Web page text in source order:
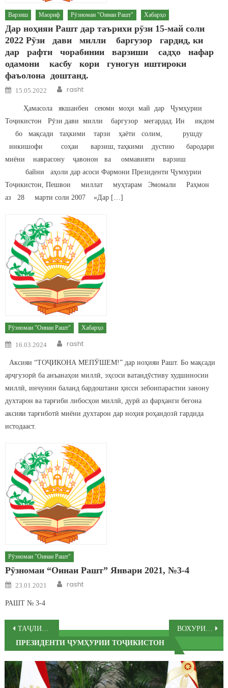
Варзиш Маориф Рӯзномаи "Оинаи Рашт" Хабарҳо
Дар ноҳияи Рашт дар таърихи рӯзи 15-май соли
2022 Рӯзи дави милли баргузор гардид, ки
дар рафти чорабинии варзиши садҳо нафар
одамони касбу кори гуногун иштироки
фаъолона доштанд.
Posted on
15.05.2022 Author
rasht
Ҳамасола якшанбеи сеюми моҳи май дар Ҷумҳурии
Тоҷикистон Рӯзи дави милли баргузор мегардад. Ин икдом
бо мақсади таҳкими тарзи ҳаёти солим, рушду
инкишофи соҳаи варзиш, таҳкими дустию бародари
миёни наврасону ҷавонон ва оммавияти варзиш
байни аҳоли дар асоси Фармони Президенти Ҷумхурии
Тоҷикистон, Пешвои миллат муҳтарам Эмомали Раҳмон
аз 28 марти соли 2007 «Дар […]
Рӯзномаи "Оинаи Рашт" Хабарҳо
Posted on
16.03.2024 Author
rasht
Аксияи “ТОҶИКОНА МЕПӮШЕМ!” дар ноҳияи Рашт. Бо мақсади
арҷгузорӣ ба анъанаҳои миллӣ, эҳсоси ватандӯстиву худшиносии
миллӣ, инчунин баланд бардоштани ҳисси зебоипарастии занону
духтарон ва тарғиби либосҳои миллӣ, дурӣ аз фарҳанги бегона
аксияи тарғиботӣ миёни духтарон дар ноҳия роҳандозӣ гардида
истодааст.
Рӯзномаи "Оинаи Рашт"
Рӯзномаи “Оинаи Рашт” Январи 2021, №3-4
Posted on
23.01.2021 Author
rasht
РАШТ № 3-4
Post navigation
ТАҶЛИЛИ РӮЗИ МИЛИТСИЯИ ТОҶИК ДАР НОҲИЯИ РАШТ.
ВОХУРИИ СУДМАН
ПРЕЗИДЕНТИ ҶУМҲУРИИ ТОҶИКИСТОН